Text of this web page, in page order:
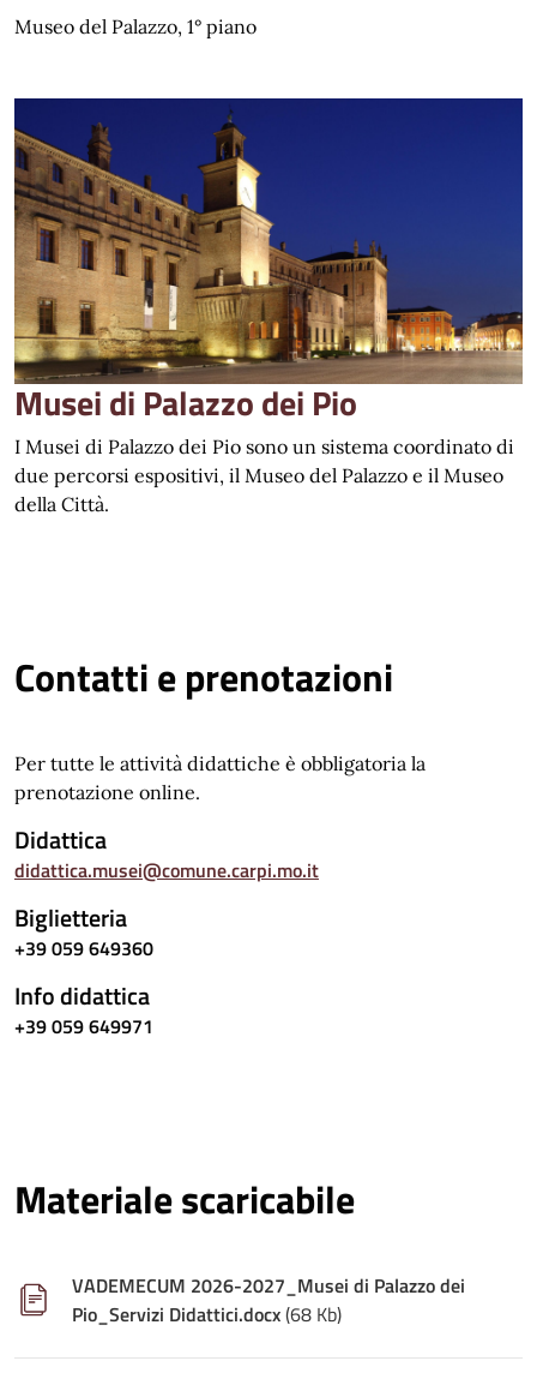
Museo del Palazzo, 1° piano
Musei di Palazzo dei Pio
I Musei di Palazzo dei Pio sono un sistema coordinato di
due percorsi espositivi, il Museo del Palazzo e il Museo
della Città.
Contatti e prenotazioni
Per tutte le attività didattiche è obbligatoria la
prenotazione online.
Didattica
didattica.musei@comune.carpi.mo.it
Biglietteria
+39 059 649360
Info didattica
+39 059 649971
Materiale scaricabile
VADEMECUM 2026-2027_Musei di Palazzo dei
Pio_Servizi Didattici.docx(68 Kb)